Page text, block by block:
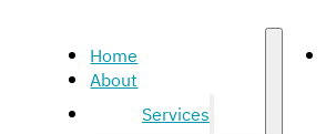
Home
About
Services